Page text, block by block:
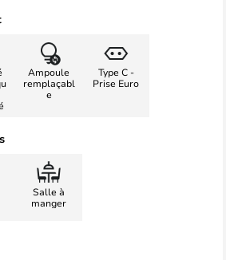
Ampoule
remplaçabl
e
Type C -
Prise Euro
Salle à
manger